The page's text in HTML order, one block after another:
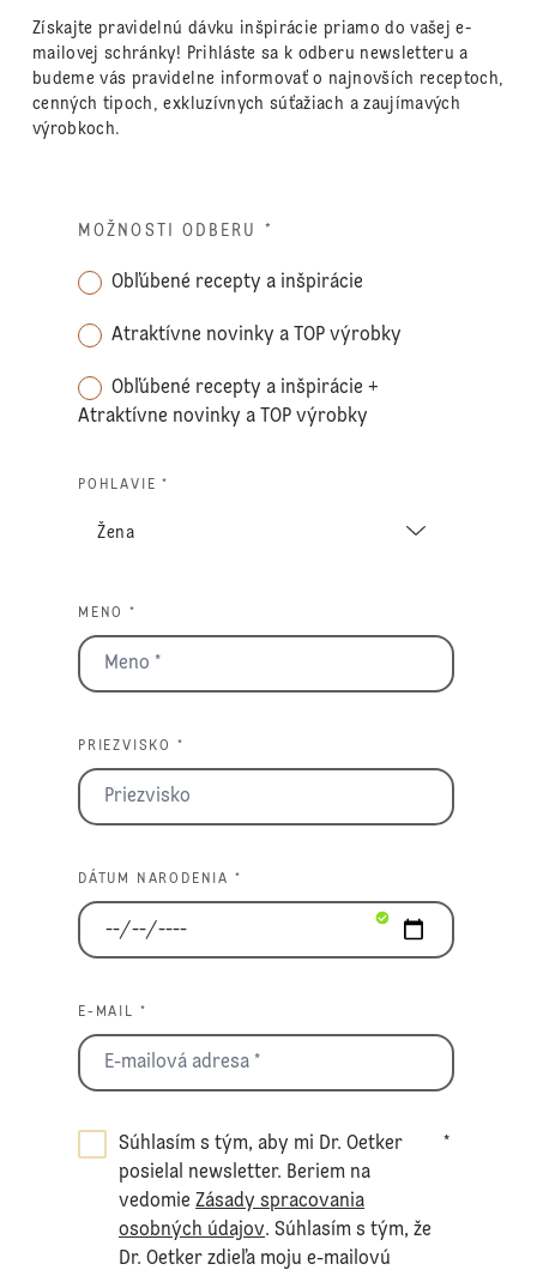
Získajte pravidelnú dávku inšpirácie priamo do vašej e-
mailovej schránky! Prihláste sa k odberu newsletteru a
budeme vás pravidelne informovať o najnovších receptoch,
cenných tipoch, exkluzívnych súťažiach a zaujímavých
výrobkoch.
MOŽNOSTI ODBERU *
Obľúbené recepty a inšpirácie
Atraktívne novinky a TOP výrobky
Obľúbené recepty a inšpirácie +
Atraktívne novinky a TOP výrobky
POHLAVIE *
MENO *
PRIEZVISKO *
DÁTUM NARODENIA *
E-MAIL *
Súhlasím s tým, aby mi Dr. Oetker
posielal newsletter. Beriem na
vedomieZásady spracovania
osobných údajov. Súhlasím s tým, že
Dr. Oetker zdieľa moju e-mailovú
*